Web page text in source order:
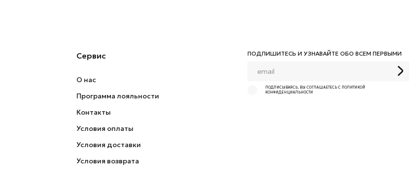
Сервис
О нас
Программа лояльности
Контакты
Условия оплаты
Условия доставки
Условия возврата
ПОДПИШИТЕСЬ И УЗНАВАЙТЕ ОБО ВСЕМ ПЕРВЫМИ
ПОДПИСЫВАЯСЬ, ВЫ СОГЛАШАЕТЕСЬ С ПОЛИТИКОЙ
КОНФИДЕНЦИАЛЬНОСТИ